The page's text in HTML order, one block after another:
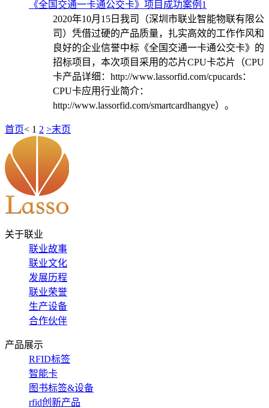
《全国交通一卡通公交卡》项目成功案例1
2020年10月15日我司（深圳市联业智能物联有限公
司）凭借过硬的产品质量，扎实高效的工作作风和
良好的企业信誉中标《全国交通一卡通公交卡》的
招标项目，本次项目采用的芯片CPU卡芯片（CPU
卡产品详细：http://www.lassorfid.com/cpucards：
CPU卡应用行业简介：
http://www.lassorfid.com/smartcardhangye）。
首页< 1 2 >末页
关于联业
联业故事
联业文化
发展历程
联业荣誉
生产设备
合作伙伴
产品展示
RFID标签
智能卡
图书标签&设备
rfid创新产品